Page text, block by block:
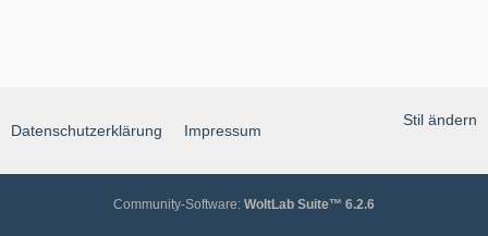
Stil ändern
Datenschutzerklärung Impressum
Community-Software: WoltLab Suite™ 6.2.6